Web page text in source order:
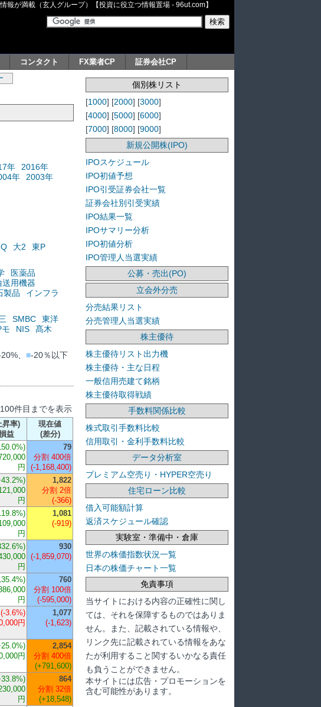
が満載（玄人グループ）【投資に役立つ情報置場 - 96ut.com】
コンタクト FX業者CP 証券会社CP
年
2016年
年
2003年
大2
東P
医薬品
送用機器
製品
インフラ
SMBC
東洋
モ NIS
髙木
、 ■-20％以下
件目までを表示
昇率)
益
現在値
(差分)
円
79
分割 400倍
(-1,168,400)
円
1,822
分割 2倍
(-366)
円
1,081
(-919)
円
930
(-1,859,070)
円
760
分割 100倍
(-595,000)
(-3.6%)
円
1,077
(-1,623)
円
2,854
分割 400倍
(+791,600)
円
864
分割 32倍
(+18,548)
個別株リスト
[1000] [2000] [3000]
[4000] [5000] [6000]
[7000] [8000] [9000]
新規公開株(IPO)
IPOスケジュール
IPO初値予想
IPO引受証券会社一覧
証券会社別引受実績
IPO結果一覧
IPOサマリー分析
IPO初値分析
IPO管理人当選実績
公募・売出(PO)
立会外分売
分売結果リスト
分売管理人当選実績
株主優待
株主優待リスト出力機
株主優待・主な日程
一般信用売建て銘柄
株主優待取得戦績
手数料関係比較
株式取引手数料比較
信用取引・金利手数料比較
データ分析室
プレミアム空売り・HYPER空売り
住宅ローン比較
借入可能額計算
返済スケジュール確認
実験室・準備中・倉庫
世界の株価指数状況一覧
日本の株価チャート一覧
免責事項
当サイトにおける内容の正確性に関し
ては、それを保障するものではありま
せん。また、記載されている情報や、
リンク先に記載されている情報をあな
たが利用すること関するいかなる責任
も負うことができません。
本サイトには広告・プロモーションを
含む可能性があります。